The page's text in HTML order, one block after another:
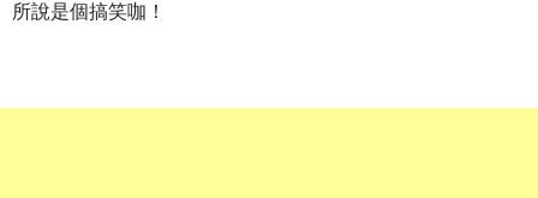
所說是個搞笑咖！